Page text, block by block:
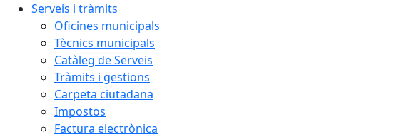
Serveis i tràmits
Oficines municipals
Tècnics municipals
Catàleg de Serveis
Tràmits i gestions
Carpeta ciutadana
Impostos
Factura electrònica